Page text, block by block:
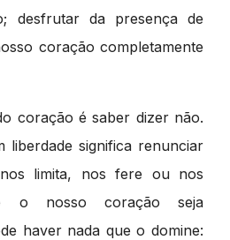
desfrutar da presença de
coração completamente
coração é saber dizer não.
liberdade significa renunciar
limita, nos fere ou nos
o nosso coração seja
haver nada que o domine: